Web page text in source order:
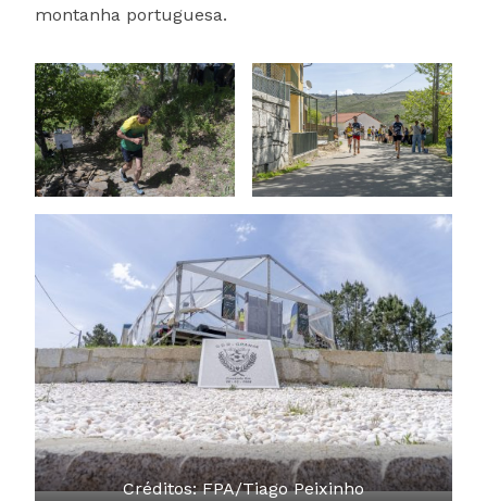
montanha portuguesa.
Créditos: FPA/Tiago Peixinho